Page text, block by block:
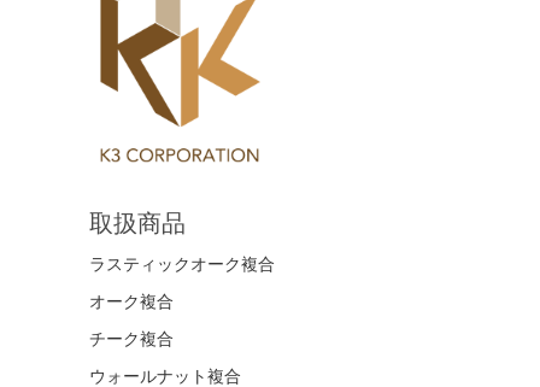
取扱商品
ラスティックオーク複合
オーク複合
チーク複合
ウォールナット複合